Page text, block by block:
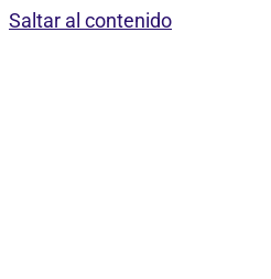
Saltar al contenido